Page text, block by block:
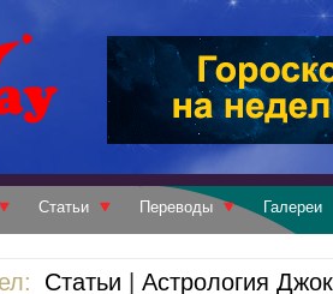
Статьи Переводы Галереи
Статьи Астрология